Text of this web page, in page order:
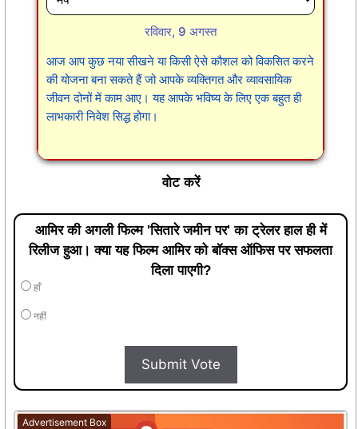
रविवार, 9 अगस्त
आज आप कुछ नया सीखने या किसी ऐसे कौशल को विकसित करने
की योजना बना सकते हैं जो आपके व्यक्तिगत और व्यावसायिक
जीवन दोनों में काम आए। यह आपके भविष्य के लिए एक बहुत ही
लाभकारी निवेश सिद्ध होगा।
वोट करें
आमिर की अगली फिल्म 'सितारे जमीन पर' का ट्रेलर हाल ही में
रिलीज हुआ। क्या यह फिल्म आमिर को बॉक्स ऑफिस पर सफलता
दिला पाएगी?
हाँ
नहीं
Submit Vote
Advertisement Box